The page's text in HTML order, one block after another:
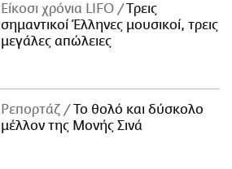
Είκοσι χρόνια LIFO
Tρεις
σημαντικοί Έλληνες μουσικοί, τρεις
μεγάλες απώλειες
Ρεπορτάζ
Το θολό και δύσκολο
μέλλον της Μονής Σινά